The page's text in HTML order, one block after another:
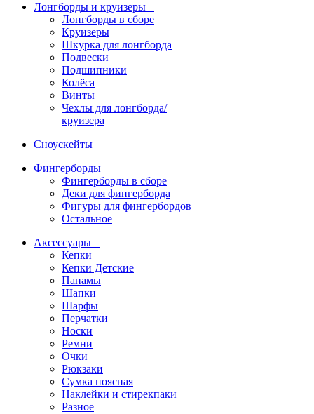
Лонгборды и круизеры
Лонгборды в сборе
Круизеры
Шкурка для лонгборда
Подвески
Подшипники
Колёса
Винты
Чехлы для лонгборда/
круизера
Сноускейты
Фингерборды
Фингерборды в сборе
Деки для фингерборда
Фигуры для фингербордов
Остальное
Аксессуары
Кепки
Кепки Детские
Панамы
Шапки
Шарфы
Перчатки
Носки
Ремни
Очки
Рюкзаки
Сумка поясная
Наклейки и стирекпаки
Разное